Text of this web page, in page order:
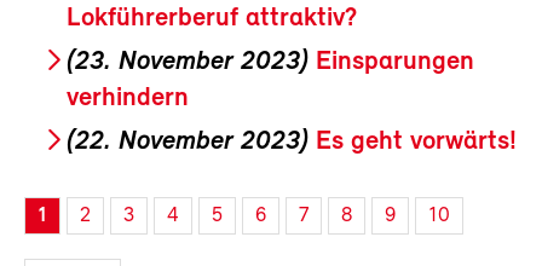
Lokführerberuf attraktiv?
(23. November 2023) Einsparungen
verhindern
(22. November 2023) Es geht vorwärts!
1 2 3 4 5 6 7 8 9 10